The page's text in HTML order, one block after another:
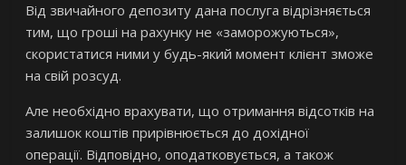
Від звичайного депозиту дана послуга відрізняється
тим, що гроші на рахунку не «заморожуються»,
скористатися ними у будь-який момент клієнт зможе
на свій розсуд.
Але необхідно врахувати, що отримання відсотків на
залишок коштів прирівнюється до дохідної
операції. Відповідно, оподатковується, а також